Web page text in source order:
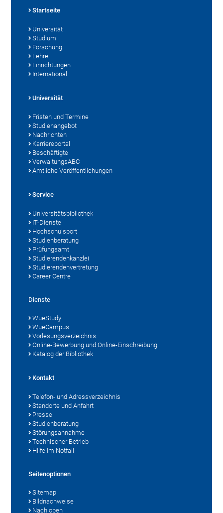
Startseite
Universität
Studium
Forschung
Lehre
Einrichtungen
International
Universität
Fristen und Termine
Studienangebot
Nachrichten
Karriereportal
Beschäftigte
VerwaltungsABC
Amtliche Veröffentlichungen
Service
Universitätsbibliothek
IT-Dienste
Hochschulsport
Studienberatung
Prüfungsamt
Studierendenkanzlei
Studierendenvertretung
Career Centre
Dienste
WueStudy
WueCampus
Vorlesungsverzeichnis
Online-Bewerbung und Online-Einschreibung
Katalog der Bibliothek
Kontakt
Telefon- und Adressverzeichnis
Standorte und Anfahrt
Presse
Studienberatung
Störungsannahme
Technischer Betrieb
Hilfe im Notfall
Seitenoptionen
Sitemap
Bildnachweise
Nach oben